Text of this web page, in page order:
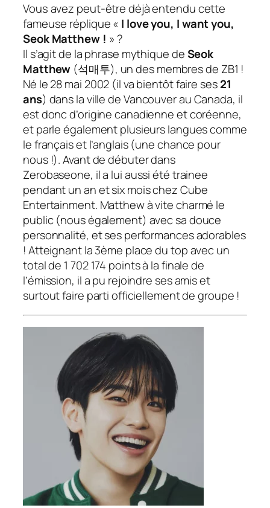
Vous avez peut-être déjà entendu cette
fameuse réplique « I love you, I want you,
Seok Matthew ! » ?
Il s’agit de la phrase mythique de Seok
Matthew (석매투), un des membres de ZB1 !
Né le 28 mai 2002 (il va bientôt faire ses 21
ans) dans la ville de Vancouver au Canada, il
est donc d’origine canadienne et coréenne,
et parle également plusieurs langues comme
le français et l’anglais (une chance pour
nous !). Avant de débuter dans
Zerobaseone, il a lui aussi été trainee
pendant un an et six mois chez Cube
Entertainment. Matthew à vite charmé le
public (nous également) avec sa douce
personnalité, et ses performances adorables
! Atteignant la 3ème place du top avec un
total de 1 702 174 points à la finale de
l’émission, il a pu rejoindre ses amis et
surtout faire parti officiellement de groupe !